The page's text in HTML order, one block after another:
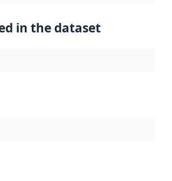
in the dataset